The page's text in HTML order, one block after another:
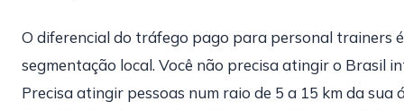
O diferencial do tráfego pago para personal trainers
segmentação local. Você não precisa atingir o Brasil
Precisa atingir pessoas num raio de 5 a 15 km da sua